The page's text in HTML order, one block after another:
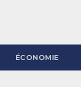
ÉCONOMIE